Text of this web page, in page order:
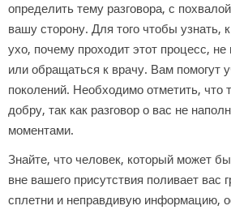
определить тему разговора, с
вашу сторону. Для того чтобы узнать,
ухо, почему проходит этот процесс, не
или обращаться к врачу. Вам помогут
поколений. Необходимо отметить, что
добру, так как разговор о вас не
моментами.
Знайте, что человек, который может
вне вашего присутствия поливает вас
сплетни и неправдивую информацию,